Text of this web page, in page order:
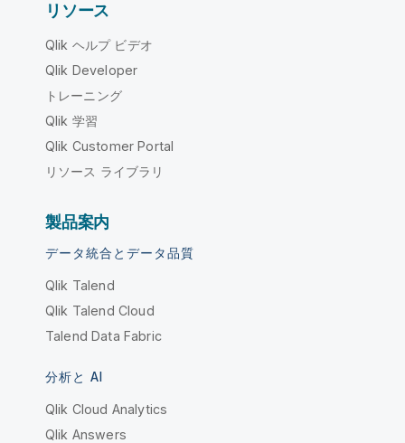
リソース
Qlik ヘルプ ビデオ
Qlik Developer
トレーニング
Qlik 学習
Qlik Customer Portal
リソース ライブラリ
製品案内
データ統合とデータ品質
Qlik Talend
Qlik Talend Cloud
Talend Data Fabric
分析と AI
Qlik Cloud Analytics
Qlik Answers